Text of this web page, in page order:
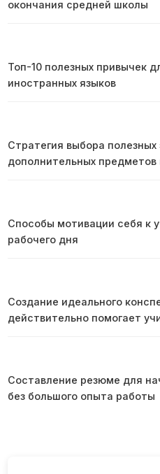
окончания средней школы
Топ-10 полезных привычек
иностранных языков
Стратегия выбора полезных
дополнительных предметов
Способы мотивации себя к
рабочего дня
Создание идеального
действительно помогает
Составление резюме для
без большого опыта работы